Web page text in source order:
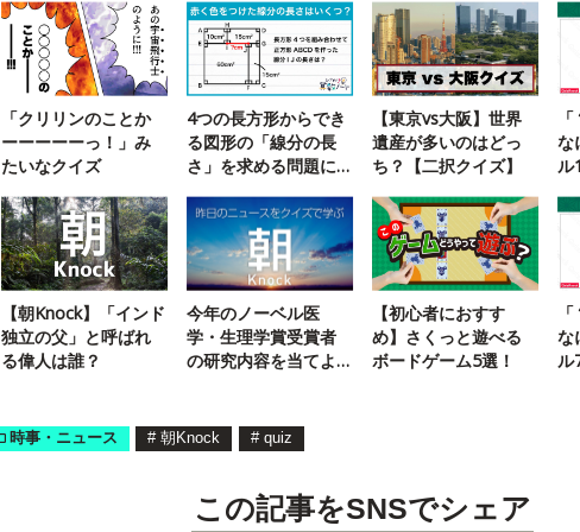
「クリリンのことか
ーーーーーっ！」み
たいなクイズ
4つの長方形からでき
る図形の「線分の長
さ」を求める問題に
【東京vs大阪】世界
遺産が多いのはどっ
ち？【二択クイズ】
な
ル
【朝Knock】「インド
独立の父」と呼ばれ
る偉人は誰？
今年のノーベル医
学・生理学賞受賞者
の研究内容を当てよ
【初心者におすす
め】さくっと遊べる
ボードゲーム5選！
な
ル
時事・ニュース # 朝Knock # quiz
この記事をSNSでシェア